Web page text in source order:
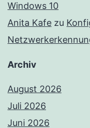
Windows 10
Anita Kafe zu
Archiv
August 2026
Juli 2026
Juni 2026